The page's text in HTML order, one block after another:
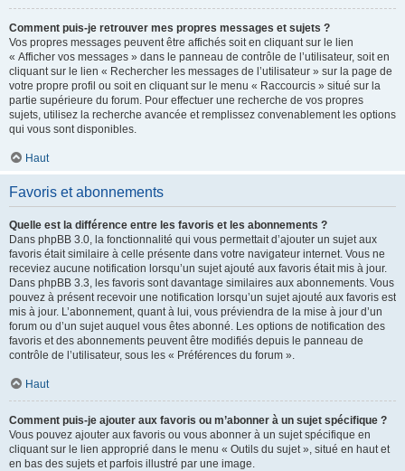
Comment puis-je retrouver mes propres messages et sujets ?
Vos propres messages peuvent être affichés soit en cliquant sur le lien
« Afficher vos messages » dans le panneau de contrôle de l’utilisateur, soit en
cliquant sur le lien « Rechercher les messages de l’utilisateur » sur la page de
votre propre profil ou soit en cliquant sur le menu « Raccourcis » situé sur la
partie supérieure du forum. Pour effectuer une recherche de vos propres
sujets, utilisez la recherche avancée et remplissez convenablement les options
qui vous sont disponibles.
Haut
Favoris et abonnements
Quelle est la différence entre les favoris et les abonnements ?
Dans phpBB 3.0, la fonctionnalité qui vous permettait d’ajouter un sujet aux
favoris était similaire à celle présente dans votre navigateur internet. Vous ne
receviez aucune notification lorsqu’un sujet ajouté aux favoris était mis à jour.
Dans phpBB 3.3, les favoris sont davantage similaires aux abonnements. Vous
pouvez à présent recevoir une notification lorsqu’un sujet ajouté aux favoris est
mis à jour. L’abonnement, quant à lui, vous préviendra de la mise à jour d’un
forum ou d’un sujet auquel vous êtes abonné. Les options de notification des
favoris et des abonnements peuvent être modifiés depuis le panneau de
contrôle de l’utilisateur, sous les « Préférences du forum ».
Haut
Comment puis-je ajouter aux favoris ou m’abonner à un sujet spécifique ?
Vous pouvez ajouter aux favoris ou vous abonner à un sujet spécifique en
cliquant sur le lien approprié dans le menu « Outils du sujet », situé en haut et
en bas des sujets et parfois illustré par une image.